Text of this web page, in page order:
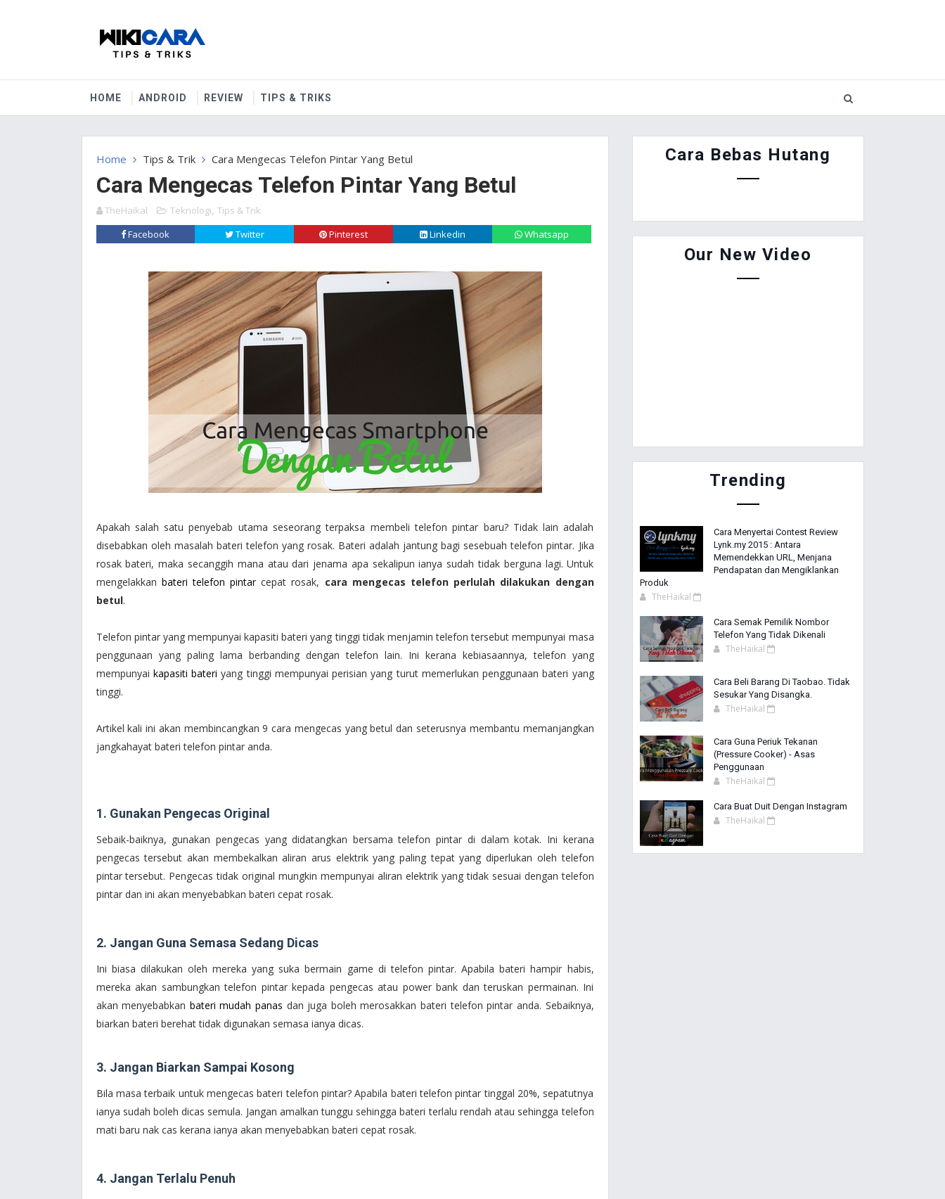
HOME ANDROID REVIEW TIPS & TRIKS
Home Tips & Trik Cara Mengecas Telefon Pintar Yang Betul
Cara Mengecas Telefon Pintar Yang Betul
TheHaikal Teknologi, Tips & Trik
Facebook
Twitter Pinterest Linkedin Whatsapp
Apakah salah satu penyebab utama seseorang terpaksa membeli telefon pintar baru? Tidak lain adalah
disebabkan oleh masalah bateri telefon yang rosak. Bateri adalah jantung bagi sesebuah telefon pintar. Jika
rosak bateri, maka secanggih mana atau dari jenama apa sekalipun ianya sudah tidak berguna lagi. Untuk
mengelakkan bateri telefon pintarcepat rosak, cara mengecas telefon perlulah dilakukan dengan
betul.
Telefon pintar yang mempunyai kapasiti bateri yang tinggi tidak menjamin telefon tersebut mempunyai masa
penggunaan yang paling lama berbanding dengan telefon lain. Ini kerana kebiasaannya, telefon yang
mempunyai kapasiti bateri yang tinggi mempunyai perisian yang turut memerlukan penggunaan bateri yang
tinggi.
Artikel kali ini akan membincangkan 9 cara mengecas yang betul dan seterusnya membantu memanjangkan
jangkahayat bateri telefon pintar anda.
1. Gunakan Pengecas Original
Sebaik-baiknya, gunakan pengecas yang didatangkan bersama telefon pintar di dalam kotak. Ini kerana
pengecas tersebut akan membekalkan aliran arus elektrik yang paling tepat yang diperlukan oleh telefon
pintar tersebut. Pengecas tidak original mungkin mempunyai aliran elektrik yang tidak sesuai dengan telefon
pintar dan ini akan menyebabkan bateri cepat rosak.
2. Jangan Guna Semasa Sedang Dicas
Ini biasa dilakukan oleh mereka yang suka bermain game di telefon pintar. Apabila bateri hampir habis,
mereka akan sambungkan telefon pintar kepada pengecas atau power bank dan teruskan permainan. Ini
akan menyebabkan bateri mudah panas dan juga boleh merosakkan bateri telefon pintar anda. Sebaiknya,
biarkan bateri berehat tidak digunakan semasa ianya dicas.
3. Jangan Biarkan Sampai Kosong
Bila masa terbaik untuk mengecas bateri telefon pintar? Apabila bateri telefon pintar tinggal 20%, sepatutnya
ianya sudah boleh dicas semula. Jangan amalkan tunggu sehingga bateri terlalu rendah atau sehingga telefon
mati baru nak cas kerana ianya akan menyebabkan bateri cepat rosak.
4. Jangan Terlalu Penuh
Cara Bebas Hutang
Our New Video
Trending
Cara Menyertai Contest Review
Lynk.my 2015 : Antara
Memendekkan URL, Menjana
Pendapatan dan Mengiklankan
Produk
TheHaikal
Cara Semak Pemilik Nombor
Telefon Yang Tidak Dikenali
TheHaikal
Cara Beli Barang Di Taobao. Tidak
Sesukar Yang Disangka.
TheHaikal
Cara Guna Periuk Tekanan
(Pressure Cooker) - Asas
Penggunaan
TheHaikal
Cara Buat Duit Dengan Instagram
TheHaikal